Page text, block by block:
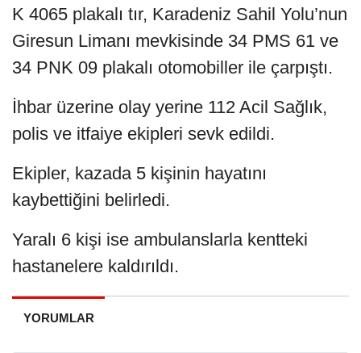
K 4065 plakalı tır, Karadeniz Sahil Yolu’nun
Giresun Limanı mevkisinde 34 PMS 61 ve
34 PNK 09 plakalı otomobiller ile çarpıştı.
İhbar üzerine olay yerine 112 Acil Sağlık,
polis ve itfaiye ekipleri sevk edildi.
Ekipler, kazada 5 kişinin hayatını
kaybettiğini belirledi.
Yaralı 6 kişi ise ambulanslarla kentteki
hastanelere kaldırıldı.
YORUMLAR